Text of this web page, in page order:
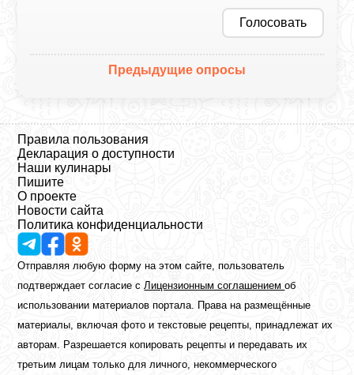
Голосовать
Предыдущие опросы
Правила пользования
Декларация о доступности
Наши кулинары
Пишите
О проекте
Новости сайта
Политика конфиденциальности
Отправляя любую форму на этом сайте, пользователь
подтверждает согласие сЛицензионным соглашениемоб
использовании материалов портала. Права на размещённые
материалы, включая фото и текстовые рецепты, принадлежат их
авторам. Разрешается копировать рецепты и передавать их
третьим лицам только для личного, некоммерческого